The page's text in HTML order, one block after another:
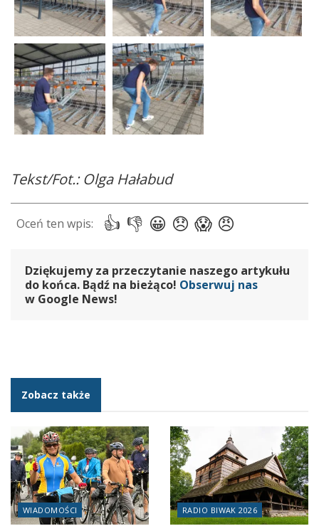
Tekst/Fot.: Olga Hałabud
Dziękujemy za przeczytanie naszego artykułu
do końca. Bądź na bieżąco! Obserwuj nas
w Google News!
Zobacz także
WIADOMOŚCI RADIO BIWAK 2026